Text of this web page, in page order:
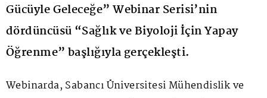
Gücüyle Geleceğe” Webinar Serisi’nin
dördüncüsü “Sağlık ve Biyoloji İçin Yapay
Öğrenme” başlığıyla gerçekleşti.
Webinarda, Sabancı Üniversitesi Mühendislik ve